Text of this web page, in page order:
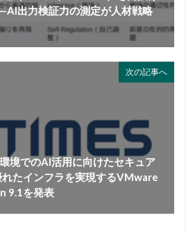
出力検証力の測定が人材戦略
次の記事へ
境でのAI活用に向けたセキュア
たインフラを実現するVMware
9.1を発表